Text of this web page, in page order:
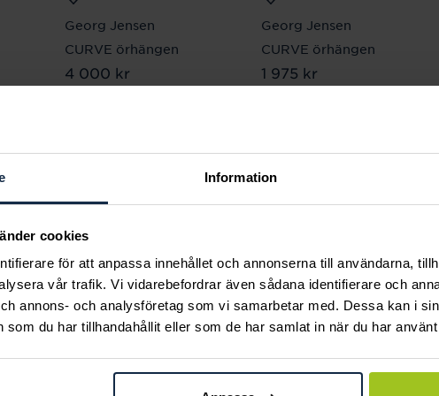
Information
cookies
för att anpassa innehållet och annonserna till användarna,
vår trafik. Vi vidarebefordrar även sådana identifierare och
annons- och analysföretag som vi samarbetar med. Dessa kan i
som du har tillhandahållit eller som de har samlat in när du har
Georg Jensen
CURVE örhängen
Pris:4 000 kr
4 000 kr
Georg Jensen
CURVE örhängen
Pris: 1 975 kr
1 975 kr